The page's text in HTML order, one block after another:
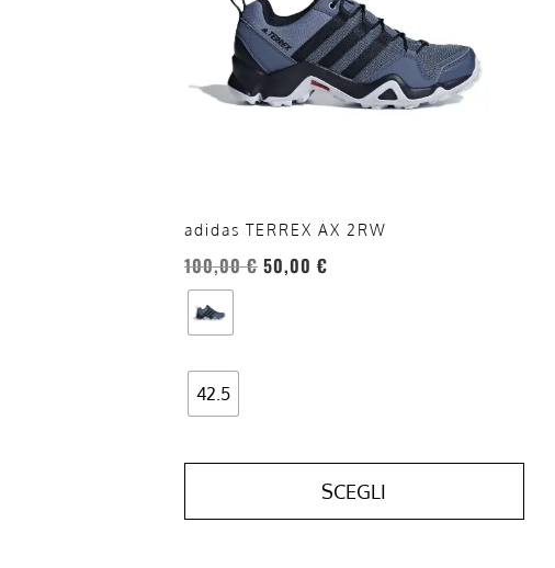
adidas TERREX AX 2RW
100,00€ 50,00 €
42.5
SCEGLI
opzioni
possono
del
prodotto